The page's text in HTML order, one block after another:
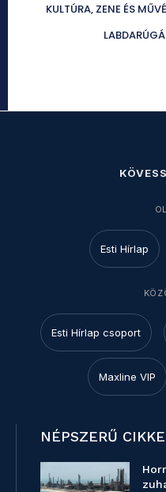
KULTÚRA, ZENE ÉS
Esti Hírlap
Esti Hírlap csoport
Maxline VIP
NÉPSZERŰ